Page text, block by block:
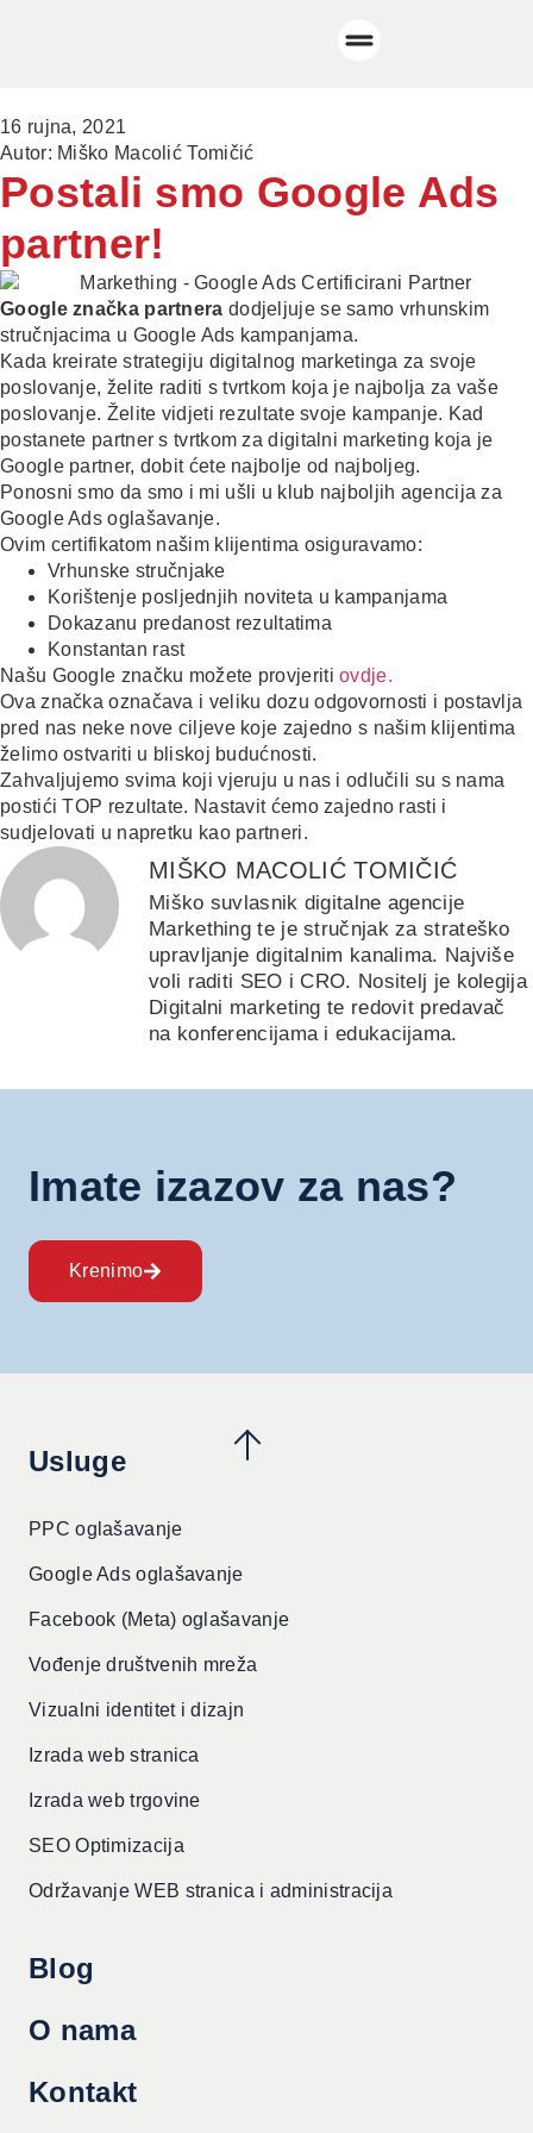
16 rujna, 2021
Autor: Miško Macolić Tomičić
Postali smo Google Ads
partner!
Google značka partnera dodjeljuje se samo vrhunskim
stručnjacima u Google Ads kampanjama.
Kada kreirate strategiju digitalnog marketinga za svoje
poslovanje, želite raditi s tvrtkom koja je najbolja za vaše
poslovanje. Želite vidjeti rezultate svoje kampanje. Kad
postanete partner s tvrtkom za digitalni marketing koja je
Google partner, dobit ćete najbolje od najboljeg.
Ponosni smo da smo i mi ušli u klub najboljih agencija za
Google Ads oglašavanje.
Ovim certifikatom našim klijentima osiguravamo:
Vrhunske stručnjake
Korištenje posljednjih noviteta u kampanjama
Dokazanu predanost rezultatima
Konstantan rast
Našu Google značku možete provjeritiovdje.
Ova značka označava i veliku dozu odgovornosti i postavlja
pred nas neke nove ciljeve koje zajedno s našim klijentima
želimo ostvariti u bliskoj budućnosti.
Zahvaljujemo svima koji vjeruju u nas i odlučili su s nama
postići TOP rezultate. Nastavit ćemo zajedno rasti i
sudjelovati u napretku kao partneri.
MIŠKO MACOLIĆ TOMIČIĆ
Miško suvlasnik digitalne agencije
Markething te je stručnjak za strateško
upravljanje digitalnim kanalima. Najviše
voli raditi SEO i CRO. Nositelj je kolegija
Digitalni marketing te redovit predavač
na konferencijama i edukacijama.
Imate izazov za nas?
Krenimo
Usluge
PPC oglašavanje
Google Ads oglašavanje
Facebook (Meta) oglašavanje
Vođenje društvenih mreža
Vizualni identitet i dizajn
Izrada web stranica
Izrada web trgovine
SEO Optimizacija
Održavanje WEB stranica i administracija
Blog
O nama
Kontakt